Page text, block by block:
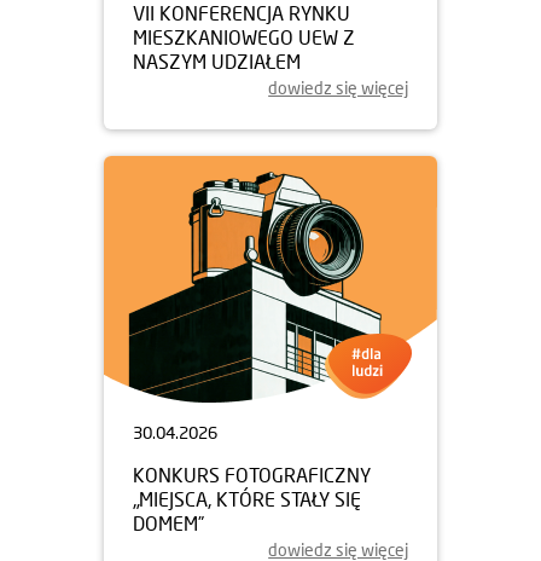
VII KONFERENCJA RYNKU
MIESZKANIOWEGO UEW Z
NASZYM UDZIAŁEM
dowiedz się więcej
30.04.2026
KONKURS FOTOGRAFICZNY
„MIEJSCA, KTÓRE STAŁY SIĘ
DOMEM”
dowiedz się więcej